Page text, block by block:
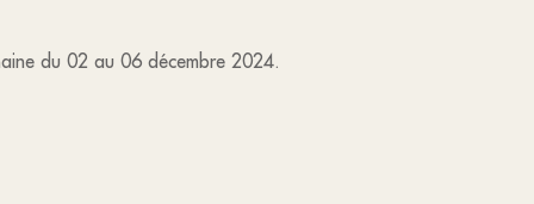
du 02 au 06 décembre 2024.